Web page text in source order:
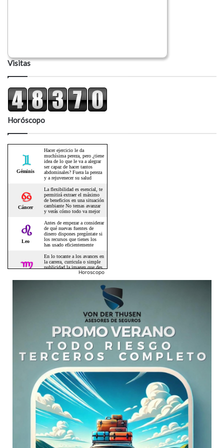
Visitas
Horóscopo
Horoscopo